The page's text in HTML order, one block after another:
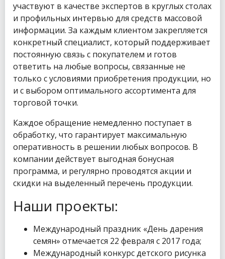
участвуют в качестве экспертов в круглых столах
и профильных интервью для средств массовой
информации. За каждым клиентом закрепляется
конкретный специалист, который поддерживает
постоянную связь с покупателем и готов
ответить на любые вопросы, связанные не
только с условиями приобретения продукции, но
и с выбором оптимального ассортимента для
торговой точки.
Каждое обращение немедленно поступает в
обработку, что гарантирует максимальную
оперативность в решении любых вопросов. В
компании действует выгодная бонусная
программа, и регулярно проводятся акции и
скидки на выделенный перечень продукции.
Наши проекты:
Международный праздник «День дарения
семян» отмечается 22 февраля с 2017 года;
Международный конкурс детского рисунка